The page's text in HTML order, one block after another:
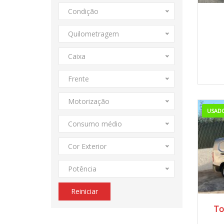
Condição
Quilometragem
Caixa
Frente
Motorização
Consumo médio
Cor Exterior
Potência
Reiniciar